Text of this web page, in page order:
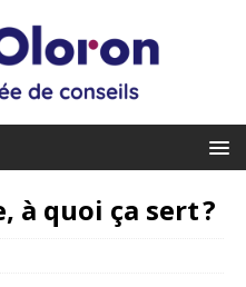
quoi ça sert ?